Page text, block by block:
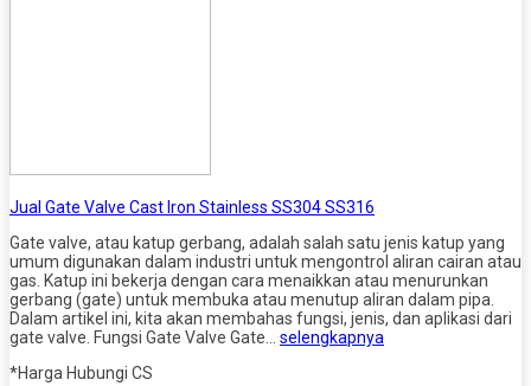
Jual Gate Valve Cast Iron Stainless SS304 SS316
Gate valve, atau katup gerbang, adalah salah satu jenis katup yang
umum digunakan dalam industri untuk mengontrol aliran cairan atau
gas. Katup ini bekerja dengan cara menaikkan atau menurunkan
gerbang (gate) untuk membuka atau menutup aliran dalam pipa.
Dalam artikel ini, kita akan membahas fungsi, jenis, dan aplikasi dari
gate valve. Fungsi Gate Valve Gate… selengkapnya
*Harga Hubungi CS